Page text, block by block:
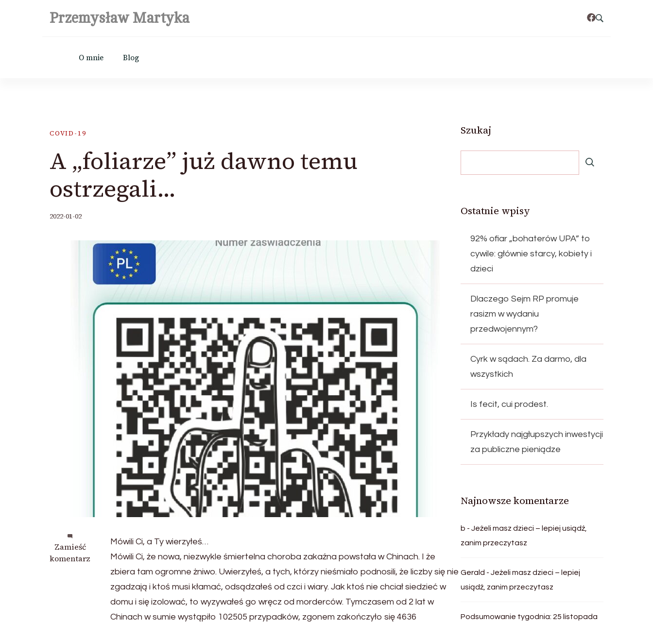
Przemysław Martyka
O mnie Blog
COVID-19
A „foliarze” już dawno temu
ostrzegali…
2022-01-02
Zamieść
komentarz
we
wpisie
Mówili Ci, a Ty wierzyłeś…
Mówili Ci, że nowa, niezwykle śmiertelna choroba zakaźna powstała w Chinach. I że
zbiera tam ogromne żniwo. Uwierzyłeś, a tych, którzy nieśmiało podnosili, że liczby się nie
zgadzają i ktoś musi kłamać, odsądzałeś od czci i wiary. Jak ktoś nie chciał siedzieć w
domu i się izolować, to wyzywałeś go wręcz od morderców. Tymczasem od 2 lat w
Chinach w sumie wystąpiło 102505 przypadków, zgonem zakończyło się 4636
Szukaj
Ostatnie wpisy
92% ofiar „bohaterów UPA” to
cywile: głównie starcy, kobiety i
dzieci
Dlaczego Sejm RP promuje
rasizm w wydaniu
przedwojennym?
Cyrk w sądach. Za darmo, dla
wszystkich
Is fecit, cui prodest.
Przykłady najgłupszych inwestycji
za publiczne pieniądze
Najnowsze komentarze
b -Jeżeli masz dzieci – lepiej usiądź,
zanim przeczytasz
Gerald -Jeżeli masz dzieci – lepiej
usiądź, zanim przeczytasz
Podsumowanie tygodnia: 25 listopada